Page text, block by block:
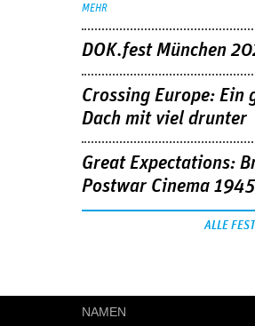
MEHR
DOK.fest München
Crossing Europe: Ein
Dach mit viel drunter
Great Expectations:
Postwar Cinema
ALLE
NAMEN